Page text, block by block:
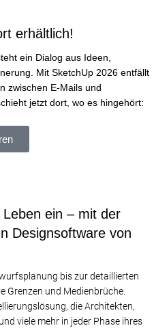
erhältlich!
ein Dialog aus Ideen,
Mit SketchUp 2026 entfällt
zwischen E-Mails und
jetzt dort, wo es hingehört:
ein – mit der
Designsoftware von
bis zur detaillierten
Grenzen und Medienbrüche.
die Architekten,
viele mehr in jeder Phase ihres